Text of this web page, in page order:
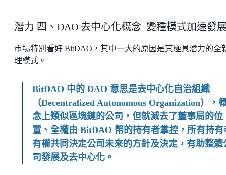
潛力 四、DAO 去中心化概念 變種模式加速發
市場特別看好 BitDAO，其中一大的原因是其極具潛力的全
理模式。
BitDAO 中的 DAO 意思是去中心化自治組織
（Decentralized Autonomous Organization），
念上類似區塊鏈的公司，但就減去了董事局的位
置、全權由 BitDAO 幣的持有者掌控，所有持有
有權共同決定公司未來的方針及決定，有助整體
司發展及去中心化。